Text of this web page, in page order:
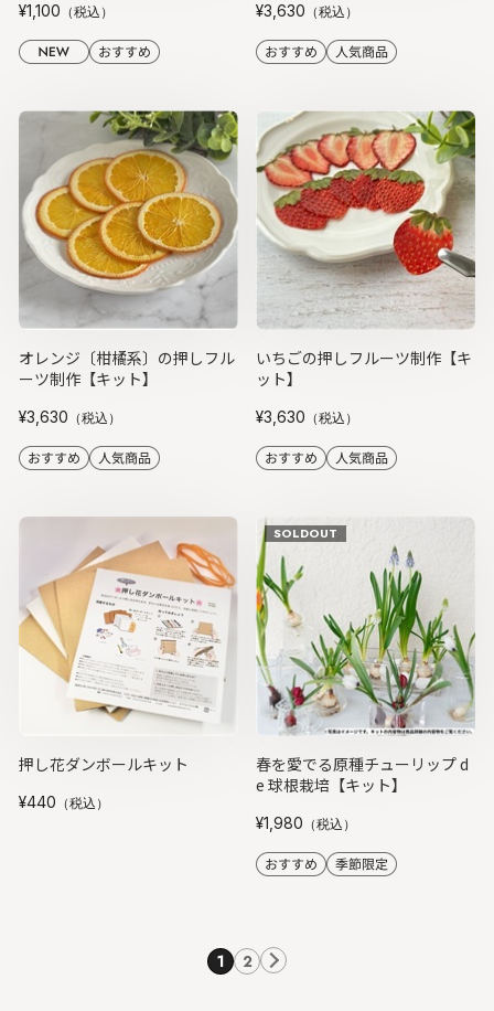
¥1,100 （税込） ¥3,630 （税込）
オレンジ〔柑橘系〕の押しフル
ーツ制作【キット】
¥3,630 （税込）
いちごの押しフルーツ制作【キ
ット】
¥3,630 （税込）
押し花ダンボールキット
¥440 （税込）
SOLDOUT
春を愛でる原種チューリップ d
e 球根栽培【キット】
¥1,980 （税込）
1 2 次